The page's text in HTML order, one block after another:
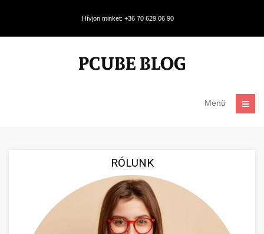
Hívjon minket: +36 70 629 06 90
Menü
RÓLUNK